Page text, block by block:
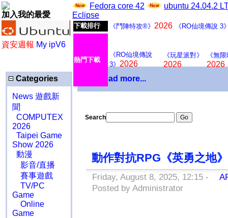
加入我的最愛
資安週報 My ipV6
Fedora core 42
ubuntu 24.04.2
Eclipse
下載排行 《鬥陣特攻®》 2026 《RO仙境傳說 3
熱門下載
《RO仙境傳說
3》 2026
《玩星派對》
2026
《無
2026
Categories
News 遊戲新
聞
COMPUTEX
2026
Taipei Game
Show 2026
動漫
影音/直播
賽事遊戲
TV/PC
Game
Online
Game
Download more...
Search
動作對抗RPG《英勇之地
Friday, August 8, 2025, 12:15 -
Posted by Administrator